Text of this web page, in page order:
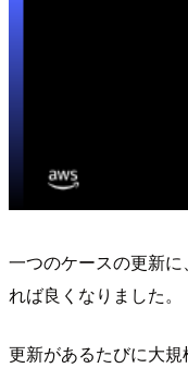
一つのケースの更新
れば良くなりました。
更新があるたびに大